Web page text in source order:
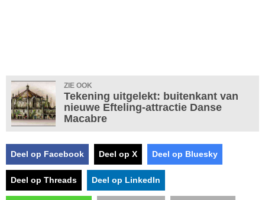
ZIE OOK
Tekening uitgelekt: buitenkant van
nieuwe Efteling-attractie Danse
Macabre
Deel op Facebook Deel op X Deel op Bluesky
Deel op Threads Deel op LinkedIn